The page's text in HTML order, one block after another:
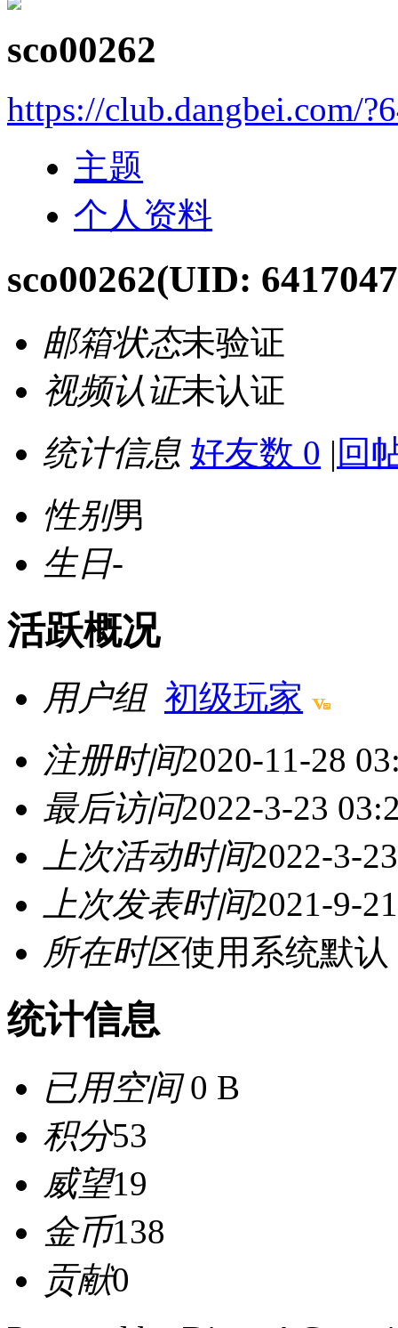
sco00262
https://club.dangbei.com/
主题
个人资料
sco00262(UID:
邮箱状态未验证
视频认证未认证
统计信息 好友数 0 | 回
性别男
生日-
活跃概况
用户组 初级玩家
注册时间2020-11-28
最后访问2022-3-23
上次活动时间2022-3-
上次发表时间2021-9-
所在时区使用系统默认
统计信息
已用空间0 B
积分53
威望19
金币138
贡献0